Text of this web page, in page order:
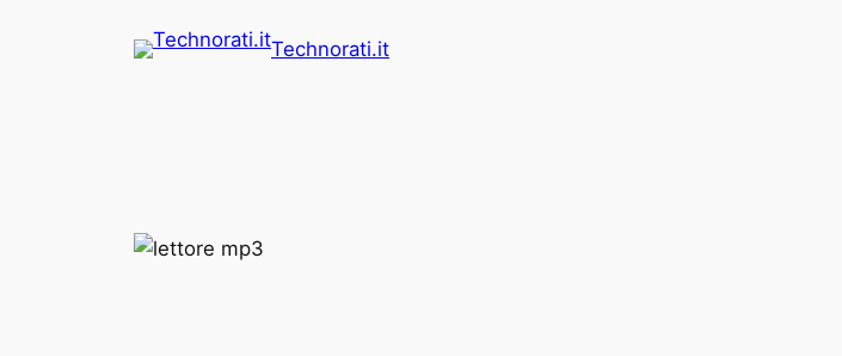
Technorati.it